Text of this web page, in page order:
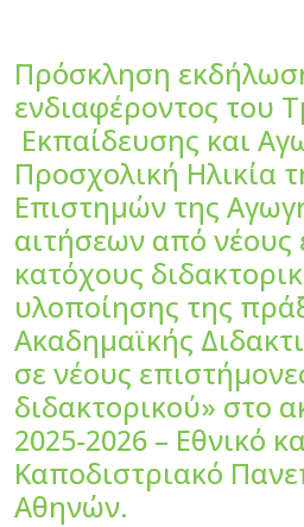
Πρόσκληση
ενδιαφέροντος του
Εκπαίδευσης και
Προσχολική Ηλικία
Επιστημών της
αιτήσεων από νέους
κατόχους
υλοποίησης της
Ακαδημαϊκής
σε νέους
διδακτορικού» στο
2025-2026 – Εθνικό
Καποδιστριακό
Αθηνών.